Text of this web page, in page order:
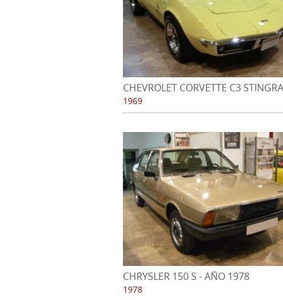
CHEVROLET CORVETTE C3
CABRIOLET - AÑO 1969
1969
CHRYSLER 150 S - AÑO 1978
1978